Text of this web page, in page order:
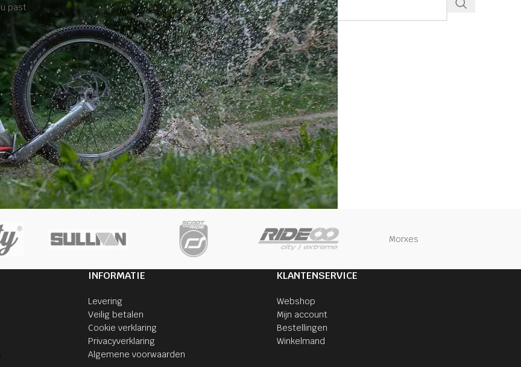
Morxes
INFORMATIE
Levering
Veilig betalen
Cookie verklaring
Privacyverklaring
Algemene voorwaarden
KLANTENSERVICE
Webshop
Mijn account
Bestellingen
Winkelmand